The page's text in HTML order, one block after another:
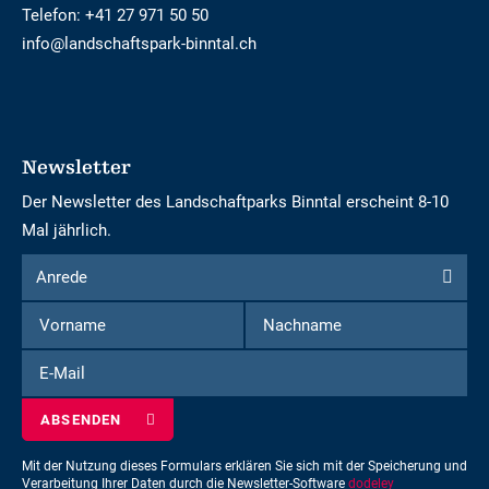
Telefon: +41 27 971 50 50
info@landschaftspark-binntal.ch
Newsletter
Der Newsletter des Landschaftparks Binntal erscheint 8-10
Mal jährlich.
Formular
um
sich
für
den
einzuschreiben
Anrede
Anrede
Vorname
Nachname
Mail
Mit der Nutzung dieses Formulars erklären Sie sich mit der Speicherung und
Verarbeitung Ihrer Daten durch die Newsletter-Software dodeley